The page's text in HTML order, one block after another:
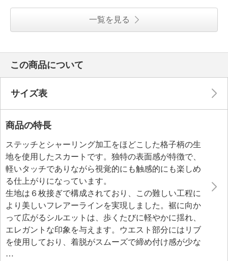
一覧を見る
この商品について
サイズ表
商品の特長
ステッチとシャーリング加工をほどこした格子柄の生
地を使用したスカートです。独特の表面感が特徴で、
軽いタッチでありながら視覚的にも触感的にも楽しめ
る仕上がりになっています。
生地は６枚接ぎで構成されており、この難しい工程に
より美しいフレアーラインを実現しました。裾に向か
って広がるシルエットは、歩くたびに軽やかに揺れ、
エレガントな印象を与えます。ウエスト部分にはリブ
を使用しており、着脱がスムーズで締め付け感が少な
く、心地よいはき心地です。裏地付きで透けづらいた